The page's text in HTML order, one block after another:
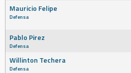
Mauricio Felipe
Defensa
Pablo Pirez
Defensa
Willinton Techera
Defensa